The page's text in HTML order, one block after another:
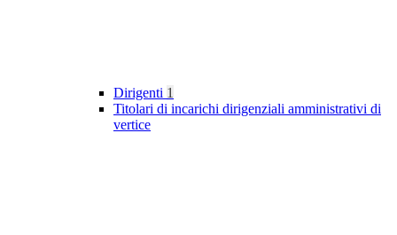
Dirigenti 1
Titolari di incarichi dirigenziali amministrativi di
vertice